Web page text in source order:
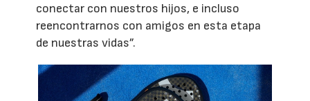
conectar con nuestros hijos, e incluso
reencontrarnos con amigos en esta etapa
de nuestras vidas”.